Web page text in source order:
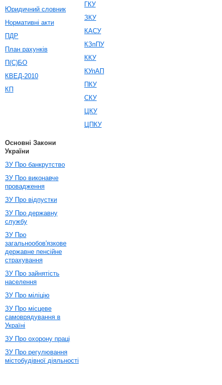
Юридичний словник
Нормативні акти
ПДР
План рахунків
П(С)БО
КВЕД-2010
КП
ГКУ
ЗКУ
КАСУ
КЗпПУ
ККУ
КУпАП
ПКУ
СКУ
ЦКУ
ЦПКУ
Основні Закони
України
ЗУ Про банкрутство
ЗУ Про виконавче
провадження
ЗУ Про відпустки
ЗУ Про державну
службу
ЗУ Про
загальнообов'язкове
державне пенсійне
страхування
ЗУ Про зайнятість
населення
ЗУ Про міліцію
ЗУ Про місцеве
самоврядування в
Україні
ЗУ Про охорону праці
ЗУ Про регулювання
містобудівної діяльності